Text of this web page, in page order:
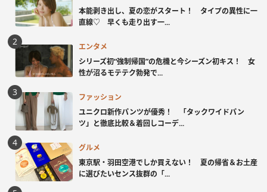
本能剥き出し、夏の恋がスタート！ タイプの異性に一
直線♡ 早くも走り出す一...
エンタメ
シリーズ初“強制帰国”の危機と今シーズン初キス！ 女
性が沼るモテテク勃発で...
ファッション
ユニクロ新作パンツが優秀！ 「タックワイドパン
ツ」と徹底比較＆着回しコーデ...
グルメ
東京駅・羽田空港でしか買えない！ 夏の帰省＆お土産
に選びたいセンス抜群の「...